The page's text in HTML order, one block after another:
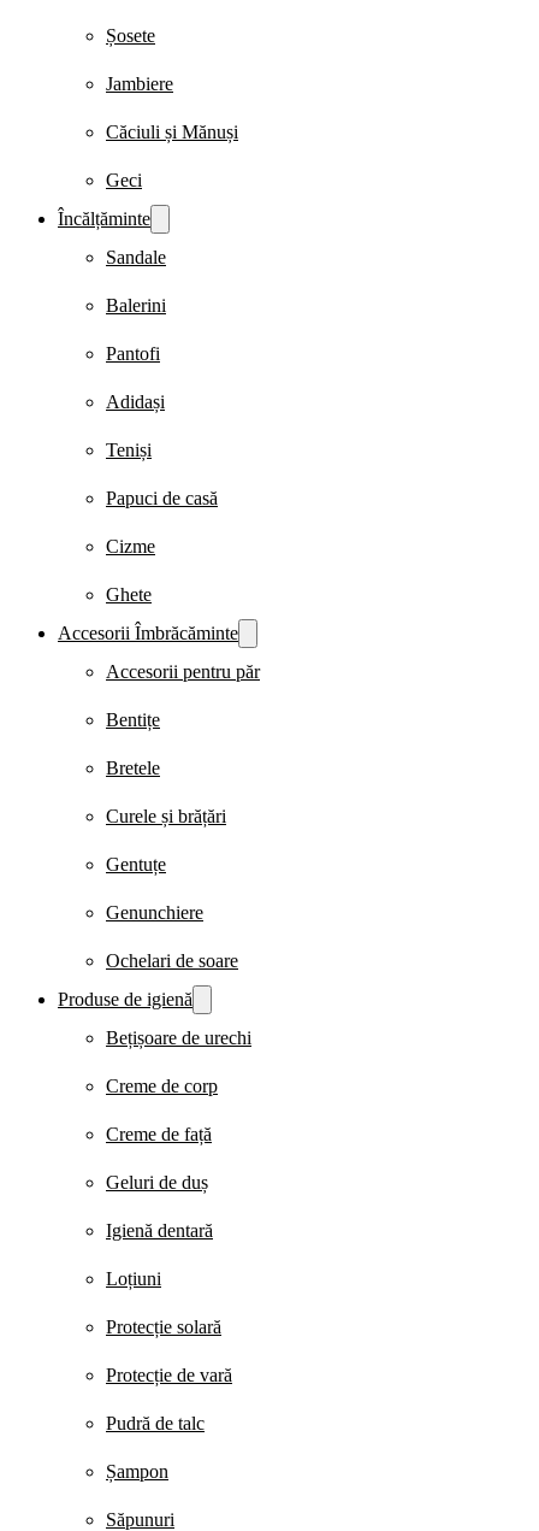
Șosete
Jambiere
Căciuli și Mănuși
Geci
Încălțăminte
Sandale
Balerini
Pantofi
Adidași
Teniși
Papuci de casă
Cizme
Ghete
Accesorii Îmbrăcăminte
Accesorii pentru păr
Bentițe
Bretele
Curele și brățări
Gentuțe
Genunchiere
Ochelari de soare
Produse de igienă
Bețișoare de urechi
Creme de corp
Creme de față
Geluri de duș
Igienă dentară
Loțiuni
Protecție solară
Protecție de vară
Pudră de talc
Șampon
Săpunuri